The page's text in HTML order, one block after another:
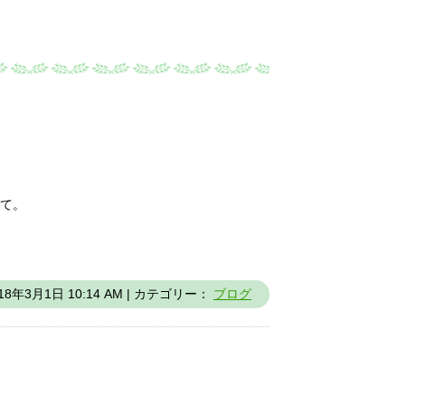
。
年3月1日 10:14 AM | カテゴリー： ブログ